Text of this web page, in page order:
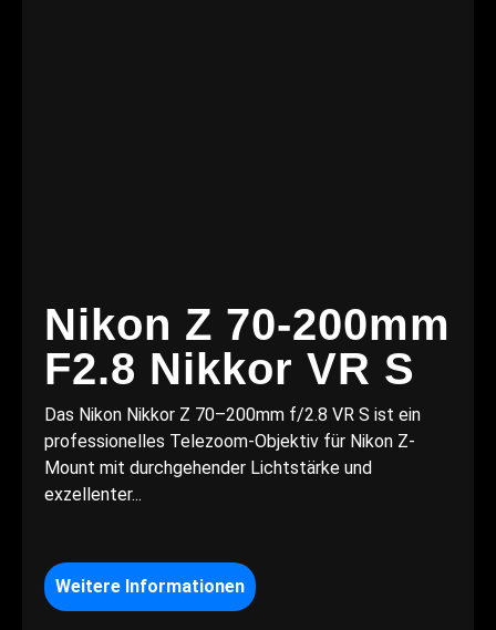
Nikon Z 70-200mm
F2.8 Nikkor VR S
Das Nikon Nikkor Z 70–200mm f/2.8 VR S ist ein
professionelles Telezoom-Objektiv für Nikon Z-
Mount mit durchgehender Lichtstärke und
exzellenter...
Weitere Informationen